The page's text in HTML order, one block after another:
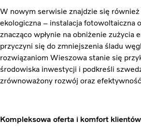
W nowym serwisie znajdzie się
ekologiczna – instalacja fotowoltaiczna
znacząco wpłynie na obniżenie zużycia
przyczyni się do zmniejszenia śladu
rozwiązaniom Wieszowa stanie się
środowiska inwestycji i podkreśli
zrównoważony rozwój oraz
Kompleksowa oferta i komfort klientów